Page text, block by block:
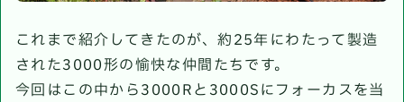
これまで紹介してきたのが、約25年にわたって製造
された3000形の愉快な仲間たちです。
今回はこの中から3000Rと3000Sにフォーカスを当